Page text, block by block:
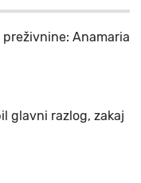
Anamaria
glavni razlog, zakaj